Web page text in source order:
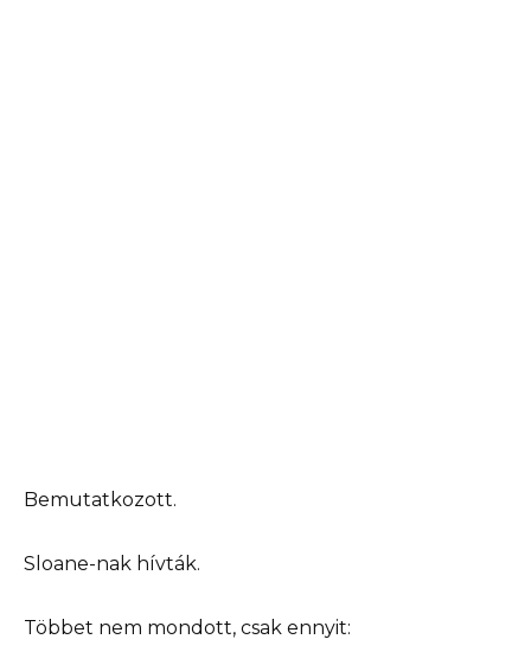
Bemutatkozott.
Sloane-nak hívták.
Többet nem mondott, csak ennyit: